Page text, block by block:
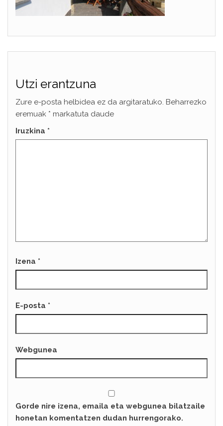
Utzi erantzuna
Zure e-posta helbidea ez da argitaratuko. Beharrezko
eremuak * markatuta daude
Iruzkina *
Izena *
E-posta *
Webgunea
Gorde nire izena, emaila eta webgunea bilatzaile
honetan komentatzen dudan hurrengorako.